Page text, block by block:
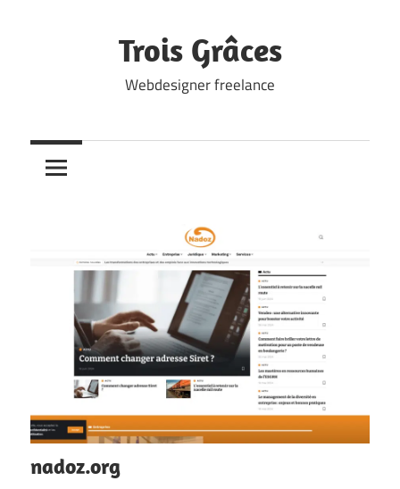
Trois Grâces
Webdesigner freelance
nadoz.org